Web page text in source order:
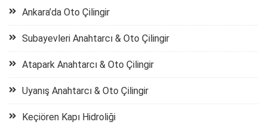
Ankara’da Oto Çilingir
Subayevleri Anahtarcı & Oto Çilingir
Atapark Anahtarcı & Oto Çilingir
Uyanış Anahtarcı & Oto Çilingir
Keçiören Kapı Hidroliği